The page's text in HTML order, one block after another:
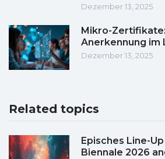
Dezember 13, 2025
Mikro-
Anerkennung im
Dezember 13, 2025
Related topics
Episches Line-
Biennale 2026